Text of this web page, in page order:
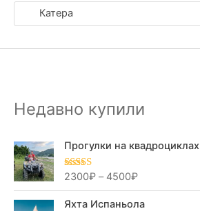
Катера
Недавно купили
Прогулки на квадроциклах
Оценка
2300₽– 4500₽
Яхта Испаньола